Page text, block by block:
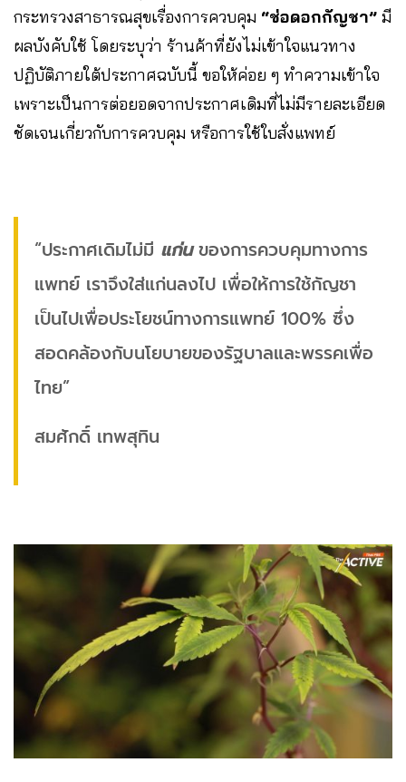
กระทรวงสาธารณสุขเรื่องการควบคุม “ช่อดอกกัญชา” มี
ผลบังคับใช้ โดยระบุว่า ร้านค้าที่ยังไม่เข้าใจแนวทาง
ปฏิบัติภายใต้ประกาศฉบับนี้ ขอให้ค่อย ๆ ทำความเข้าใจ
เพราะเป็นการต่อยอดจากประกาศเดิมที่ไม่มีรายละเอียด
ชัดเจนเกี่ยวกับการควบคุม หรือการใช้ใบสั่งแพทย์
“ประกาศเดิมไม่มี แก่นของการควบคุมทางการ
แพทย์ เราจึงใส่แก่นลงไป เพื่อให้การใช้กัญชา
เป็นไปเพื่อประโยชน์ทางการแพทย์ 100% ซึ่ง
สอดคล้องกับนโยบายของรัฐบาลและพรรคเพื่อ
ไทย”
สมศักดิ์ เทพสุทิน